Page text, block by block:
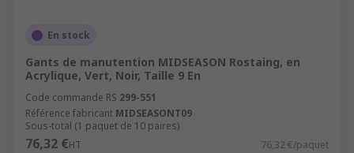
En stock
Gants de manutention MIDSEASON Rostaing, en
Acrylique, Vert, Noir, Taille 9 En
Code commande RS 299-551
Référence fabricant MIDSEASONT09
Sous-total (1 paquet de 10 paires)
76,32 €HT 76,32 €/paquet